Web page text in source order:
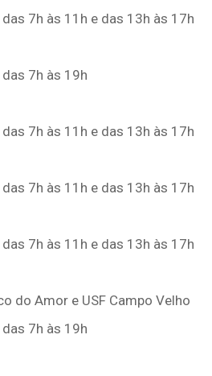
7h às 11h e das 13h às 17h
7h às 19h
7h às 11h e das 13h às 17h
7h às 11h e das 13h às 17h
7h às 11h e das 13h às 17h
do Amor e USF Campo Velho
7h às 19h